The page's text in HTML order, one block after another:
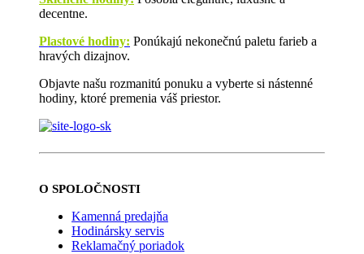
decentne.
Plastové hodiny: Ponúkajú nekonečnú paletu farieb a
hravých dizajnov.
Objavte našu rozmanitú ponuku a vyberte si nástenné
hodiny, ktoré premenia váš priestor.
O SPOLOČNOSTI
Kamenná predajňa
Hodinársky servis
Reklamačný poriadok